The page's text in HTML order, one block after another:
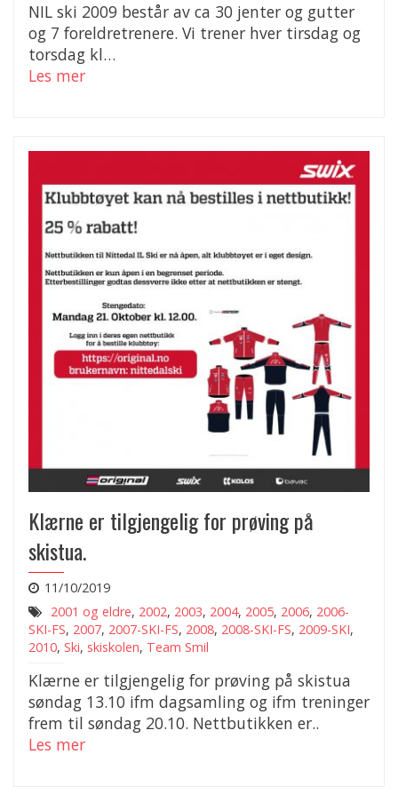
NIL ski 2009 består av ca 30 jenter og gutter
og 7 foreldretrenere. Vi trener hver tirsdag og
torsdag kl…
Les mer
Klærne er tilgjengelig for prøving på
skistua.
11/10/2019
2001 og eldre, 2002, 2003, 2004, 2005, 2006, 2006-
SKI-FS, 2007, 2007-SKI-FS, 2008, 2008-SKI-FS, 2009-SKI,
2010, Ski, skiskolen, Team Smil
Klærne er tilgjengelig for prøving på skistua
søndag 13.10 ifm dagsamling og ifm treninger
frem til søndag 20.10. Nettbutikken er..
Les mer